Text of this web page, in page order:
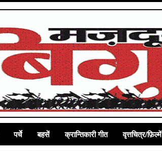
पर्चे बहसें क्रान्तिकारी गीत वृत्तचित्र/फ़िल्में